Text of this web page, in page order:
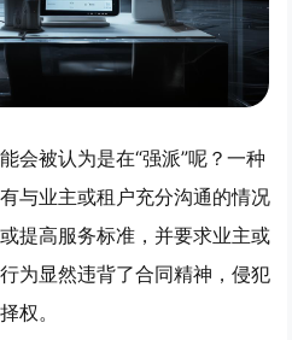
会被认为是在“强派”呢？一种
与业主或租户充分沟通的情况
提高服务标准，并要求业主或
为显然违背了合同精神，侵犯
权。